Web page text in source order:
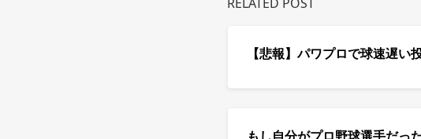
【悲報】パワプロで球速遅